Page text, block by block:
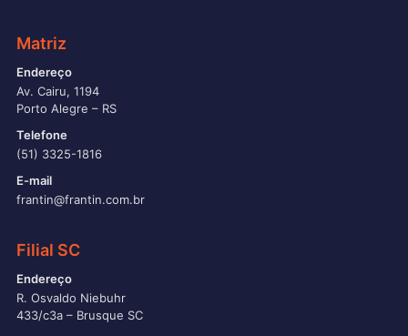
Matriz
Endereço
Av. Cairu, 1194
Porto Alegre – RS
Telefone
(51) 3325-1816
E-mail
frantin@frantin.com.br
Filial SC
Endereço
R. Osvaldo Niebuhr
433/c3a – Brusque SC